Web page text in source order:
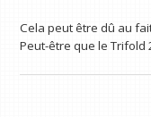
Cela peut être dû au
Peut-être que le